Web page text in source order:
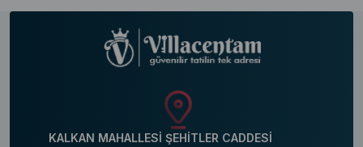
KALKAN MAHALLESİ ŞEHİTLER CADDESİ